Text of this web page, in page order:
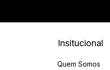
Insitucional
Quem Somos